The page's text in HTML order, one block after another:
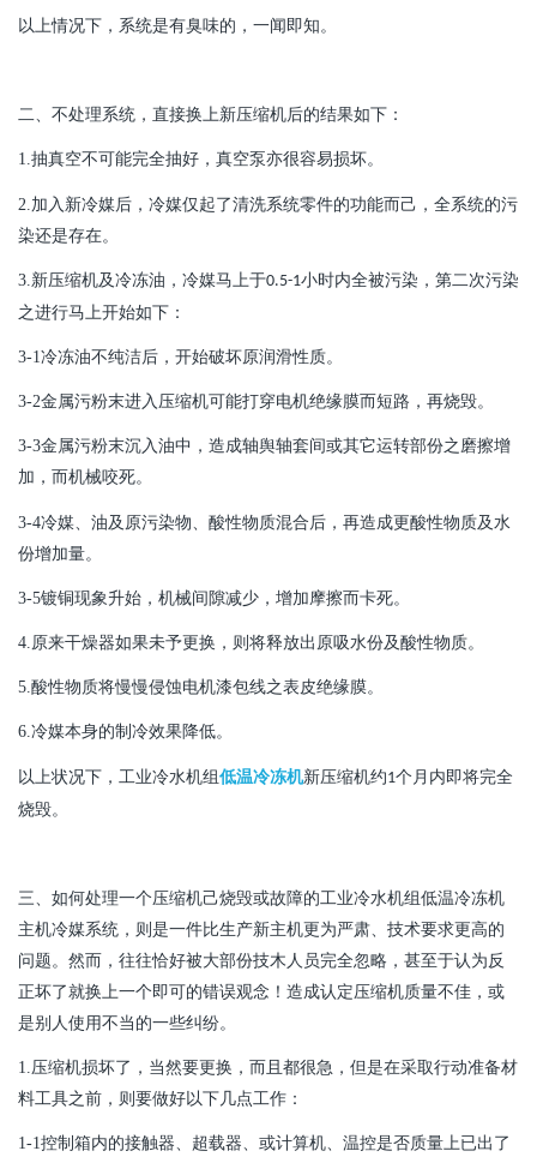
以上情况下，系统是有臭味的，一闻即知。
二、不处理系统，直接换上新压缩机后的结果如下：
1.抽真空不可能完全抽好，真空泵亦很容易损坏。
2. 加入新冷媒后，冷媒仅起了清洗系统零件的功能而己，全系统的污
染还是存在。
3. 新压缩机及冷冻油，冷媒马上于0.5-1小时内全被污染，第二次污染
之进行马上开始如下：
3-1冷冻油不纯洁后，开始破坏原润滑性质。
3-2金属污粉末进入压缩机可能打穿电机绝缘膜而短路，再烧毁。
3-3金属污粉末沉入油中，造成轴舆轴套间或其它运转部份之磨擦增
加，而机械咬死。
3-4冷媒、油及原污染物、酸性物质混合后，再造成更酸性物质及水
份增加量。
3-5镀铜现象升始，机械间隙减少，增加摩擦而卡死。
4. 原来干燥器如果未予更换，则将释放出原吸水份及酸性物质。
5.酸性物质将慢慢侵蚀电机漆包线之表皮绝缘膜。
6.冷媒本身的制冷效果降低。
以上状况下， 工业冷水机组低温冷冻机新压缩机约1个月内即将完全
烧毁。
三、如何处理一个压缩机己烧毁或故障的工业冷水机组低温冷冻机
主机冷媒系统，则是一件比生产新主机更为严肃、技术要求更高的
问题。然而，往往恰好被大部份技木人员完全忽略，甚至于认为反
正坏了就换上一个即可的错误观念！造成认定压缩机质量不佳，或
是别人使用不当的一些纠纷。
1.压缩机损坏了，当然要更换，而且都很急，但是在采取行动准备材
料工具之前，则要做好以下几点工作：
1-1控制箱内的接触器、超载器、或计算机、温控是否质量上已出了